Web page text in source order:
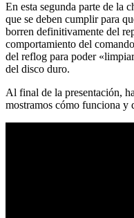
En esta segunda parte de la
que se deben cumplir para
borren definitivamente del
comportamiento del
del reflog para poder
del disco duro.
Al final de la presentación,
mostramos cómo funciona y